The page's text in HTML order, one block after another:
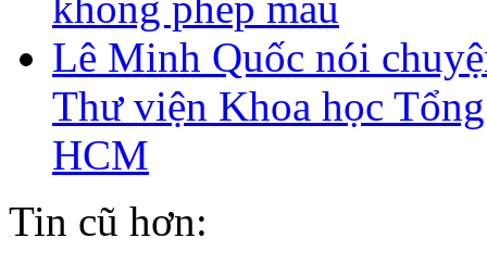
Lê Minh Quốc nói
Thư viện Khoa học
HCM
Tin cũ hơn: